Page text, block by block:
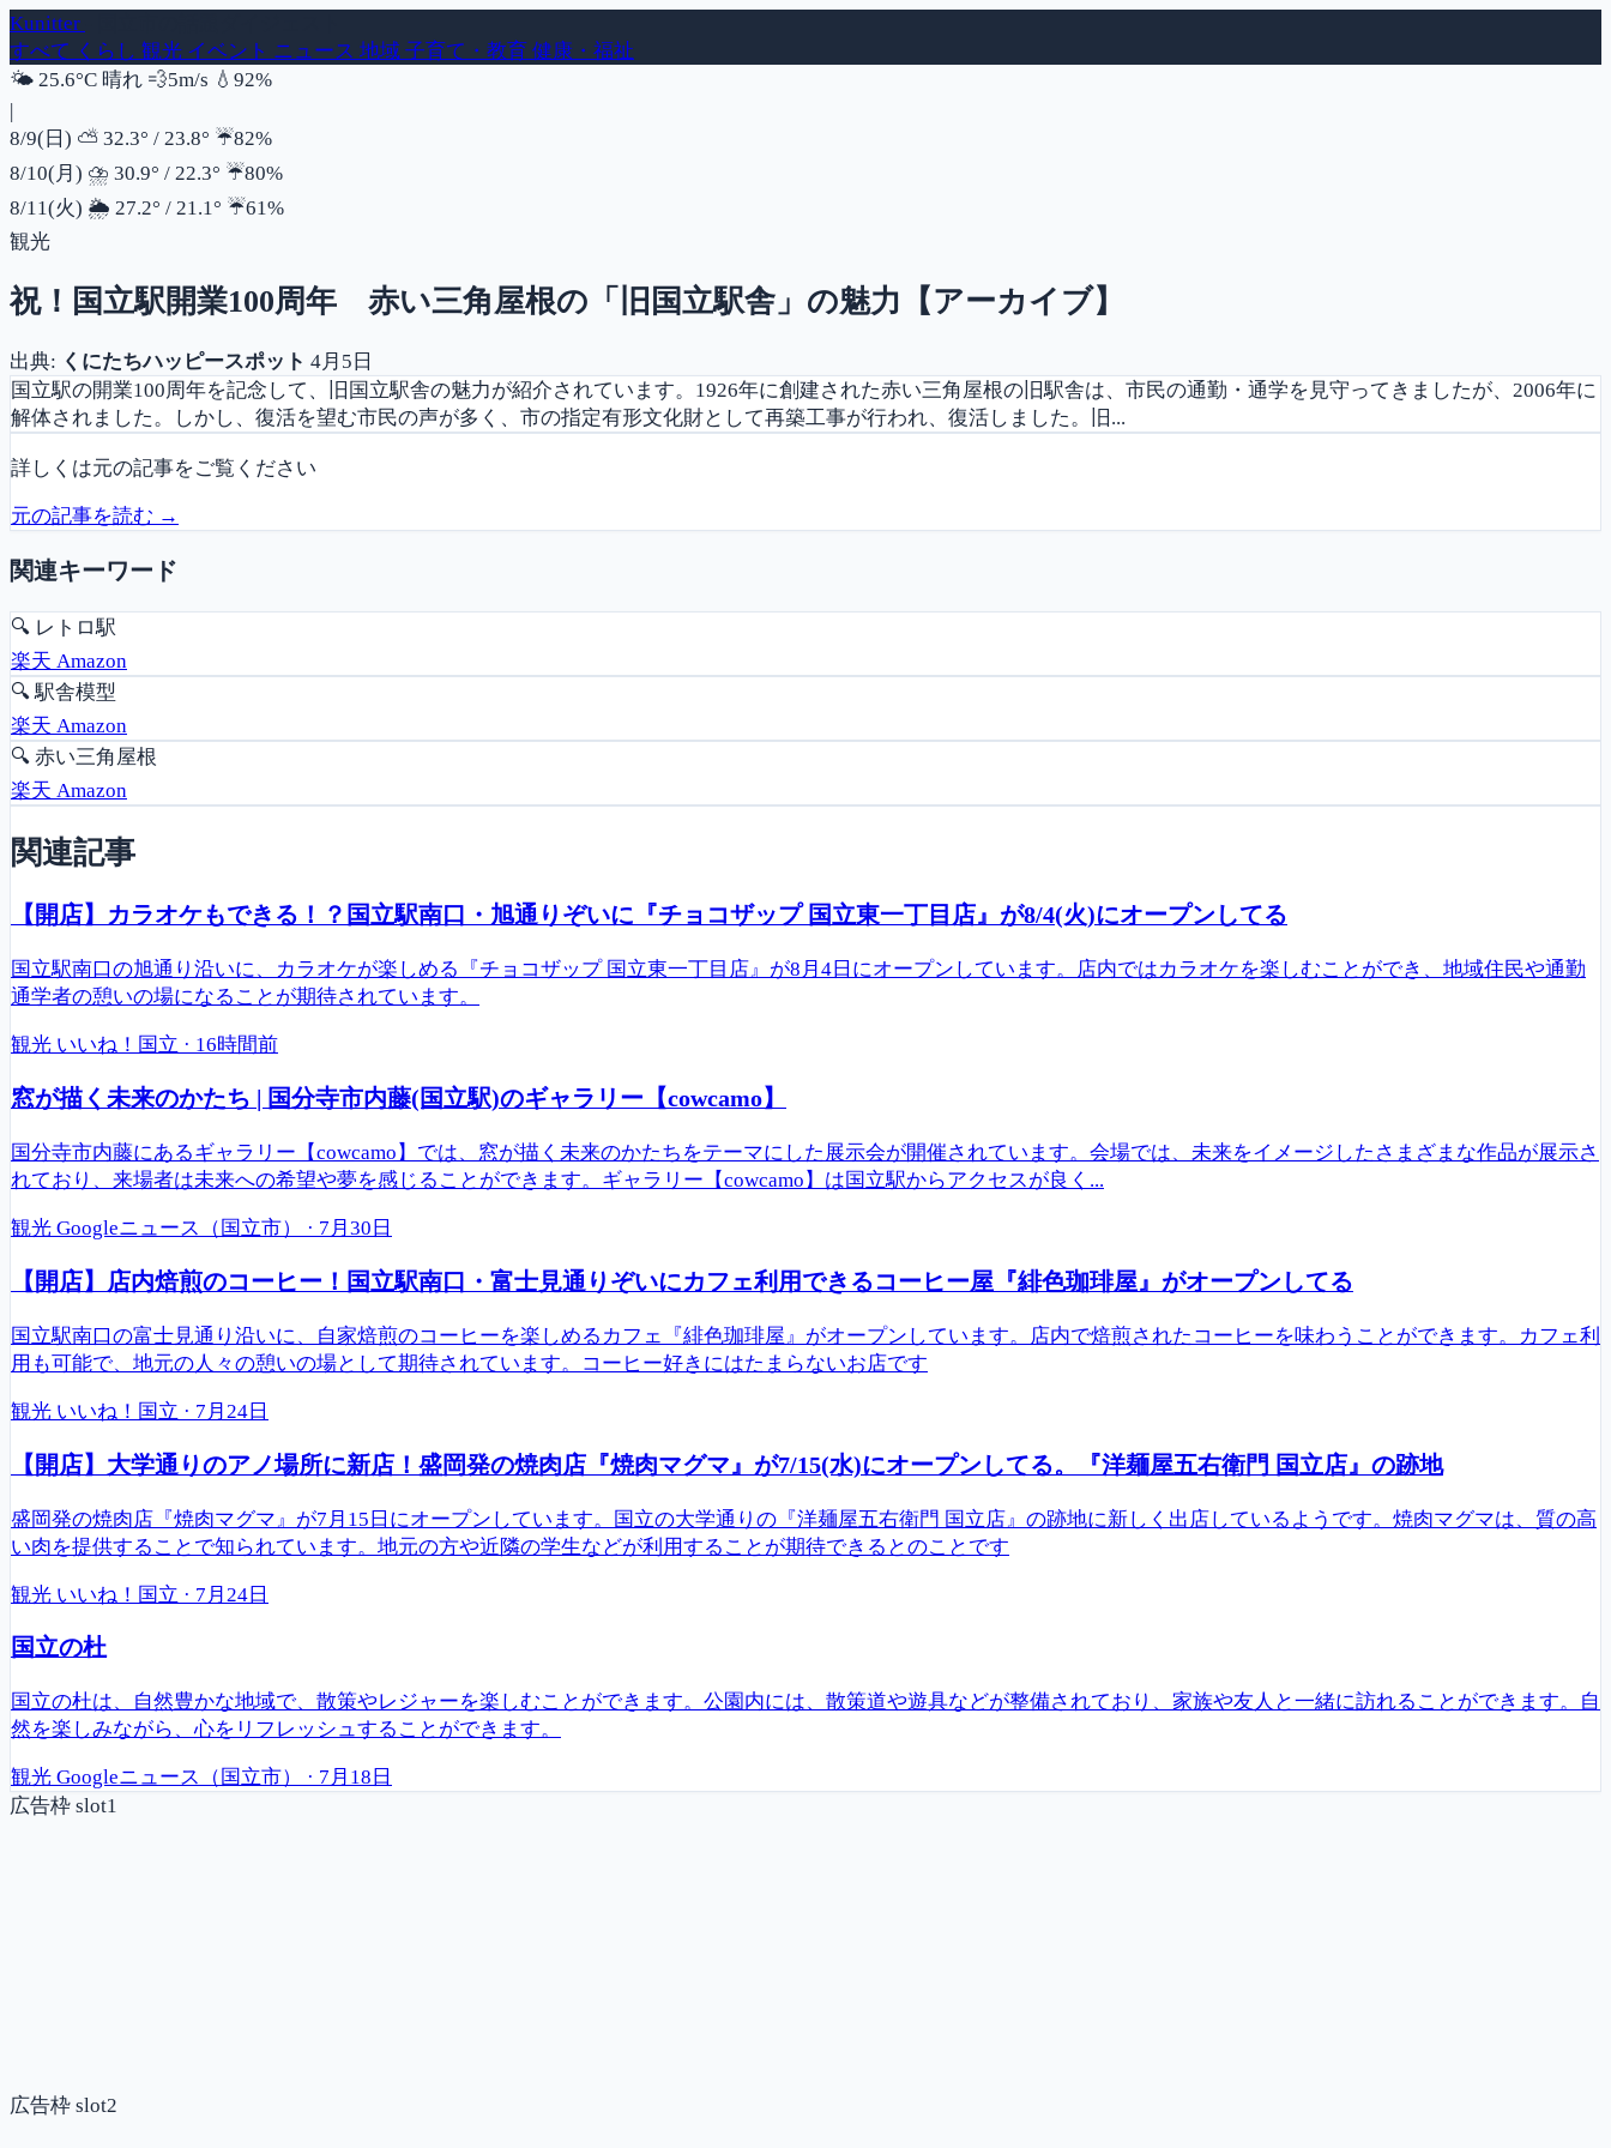
Kunitter
すべて くらし 観光 イベント ニュース 地域 子育て・教育 健康・福祉
🌤️ 25.6°C 晴れ 💨風速
5m/s 💧 湿度
92%
|
8/9(日) ⛅ 32.3° / 23.8° ☔降水確率
82%
8/10(月) ⛈️ 30.9° / 22.3° ☔降水確率
80%
8/11(火) 🌦️ 27.2° / 21.1° ☔降水確率
61%
観光
祝！国立駅開業100周年 赤い三角屋根の「旧国立駅舎」の魅力【アーカイブ】
出典: くにたちハッピースポット 4月5日
国立駅の開業100周年を記念して、旧国立駅舎の魅力が紹介されています。1926年に創建された赤い三角屋根の旧駅舎は、市民の通勤・通学を見守ってきましたが、2006年に
解体されました。しかし、復活を望む市民の声が多く、市の指定有形文化財として再築工事が行われ、復活しました。旧...
詳しくは元の記事をご覧ください
元の記事を読む →
関連キーワード
🔍 レトロ駅
楽天 Amazon
🔍駅舎模型
楽天 Amazon
🔍 赤い三角屋根
楽天 Amazon
関連記事
【開店】カラオケもできる！？国立駅南口・旭通りぞいに『チョコザップ 国立東一丁目店』が8/4(火)にオープンしてる
国立駅南口の旭通り沿いに、カラオケが楽しめる『チョコザップ 国立東一丁目店』が8月4日にオープンしています。店内ではカラオケを楽しむことができ、地域住民や通勤
通学者の憩いの場になることが期待されています。
観光 いいね！国立 · 16時間前
窓が描く未来のかたち | 国分寺市内藤(国立駅)のギャラリー【cowcamo】
国分寺市内藤にあるギャラリー【cowcamo】では、窓が描く未来のかたちをテーマにした展示会が開催されています。会場では、未来をイメージしたさまざまな作品が展示さ
れており、来場者は未来への希望や夢を感じることができます。ギャラリー【cowcamo】は国立駅からアクセスが良く...
観光 Googleニュース（国立市） · 7月30日
【開店】店内焙煎のコーヒー！国立駅南口・富士見通りぞいにカフェ利用できるコーヒー屋『緋色珈琲屋』がオープンしてる
国立駅南口の富士見通り沿いに、自家焙煎のコーヒーを楽しめるカフェ『緋色珈琲屋』がオープンしています。店内で焙煎されたコーヒーを味わうことができます。カフェ利
用も可能で、地元の人々の憩いの場として期待されています。コーヒー好きにはたまらないお店です
観光 いいね！国立 · 7月24日
【開店】大学通りのアノ場所に新店！盛岡発の焼肉店『焼肉マグマ』が7/15(水)にオープンしてる。『洋麺屋五右衛門 国立店』の跡地
盛岡発の焼肉店『焼肉マグマ』が7月15日にオープンしています。国立の大学通りの『洋麺屋五右衛門 国立店』の跡地に新しく出店しているようです。焼肉マグマは、質の高
い肉を提供することで知られています。地元の方や近隣の学生などが利用することが期待できるとのことです
観光 いいね！国立 · 7月24日
国立の杜
国立の杜は、自然豊かな地域で、散策やレジャーを楽しむことができます。公園内には、散策道や遊具などが整備されており、家族や友人と一緒に訪れることができます。自
然を楽しみながら、心をリフレッシュすることができます。
観光 Googleニュース（国立市） · 7月18日
広告枠 slot1
広告枠 slot2